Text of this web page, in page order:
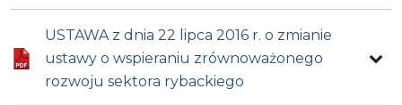
USTAWA z dnia 22 lipca 2016 r. o zmianie
ustawy o wspieraniu zrównoważonego
rozwoju sektora rybackiego